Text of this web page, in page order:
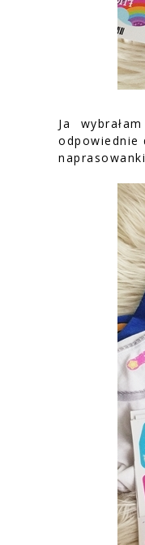
Ja
odpowiednie